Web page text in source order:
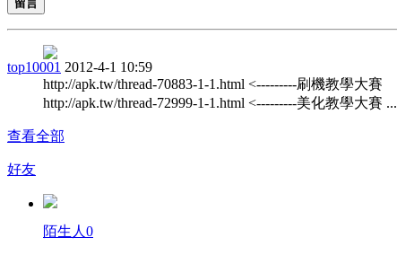
留言
top10001 2012-4-1 10:59
http://apk.tw/thread-70883-1-1.html <---------刷機教學大賽
http://apk.tw/thread-72999-1-1.html <---------美化教學大賽 ...
查看全部
好友
陌生人0